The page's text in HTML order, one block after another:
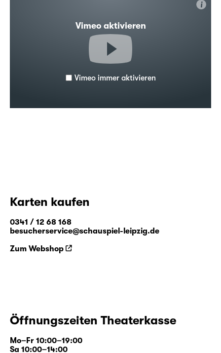
Vimeo aktivieren
i
Vimeo immer aktivieren
Karten kaufen
0341 / 12 68 168
besucherservice@schauspiel-leipzig.de
Zum Webshop
Öffnungszeiten Theaterkasse
Mo–Fr 10:00–19:00
Sa 10:00–14:00